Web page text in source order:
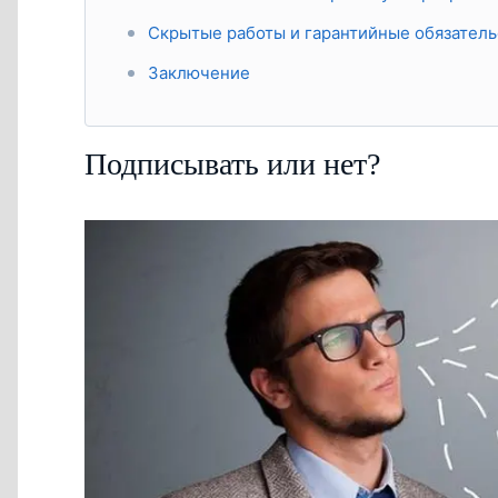
Скрытые работы и гарантийные
Заключение
Подписывать или нет?